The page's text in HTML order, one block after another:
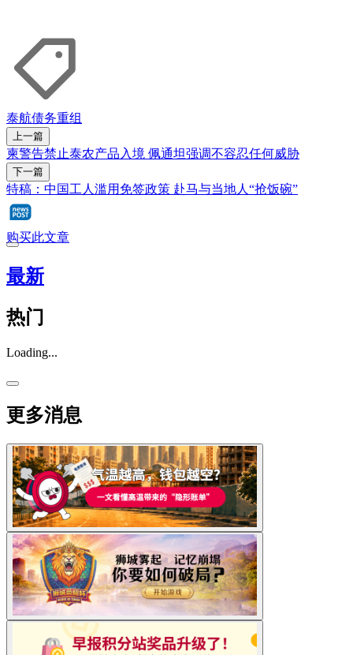
泰航债务重组
上一篇
柬警告禁止泰农产品入境 佩通坦强调不容忍任何威胁
下一篇
特稿：中国工人滥用免签政策 赴马与当地人“抢饭碗”
购买此文章
最新
热门
Loading...
更多消息